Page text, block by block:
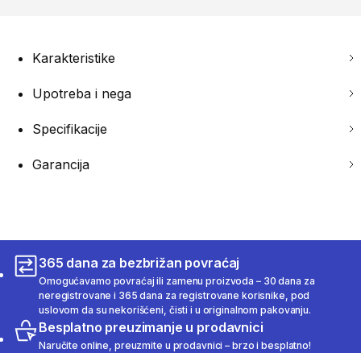
Karakteristike
Upotreba i nega
Specifikacije
Garancija
365 dana za bezbrižan povraćaj
Omogućavamo povraćaj ili zamenu proizvoda – 30 dana za
neregistrovane i 365 dana za registrovane korisnike, pod
uslovom da su nekorišćeni, čisti i u originalnom pakovanju.
Besplatno preuzimanje u prodavnici
Naručite online, preuzmite u prodavnici – brzo i besplatno!